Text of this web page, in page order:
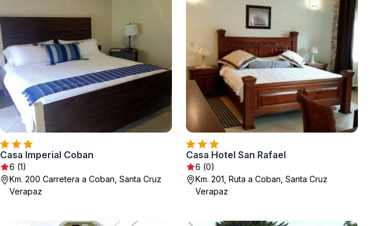
Casa Imperial Coban
6 (1)
Km. 200 Carretera a Coban, Santa Cruz
Verapaz
Casa Hotel San Rafael
6 (0)
Km. 201, Ruta a Coban, Santa Cruz
Verapaz